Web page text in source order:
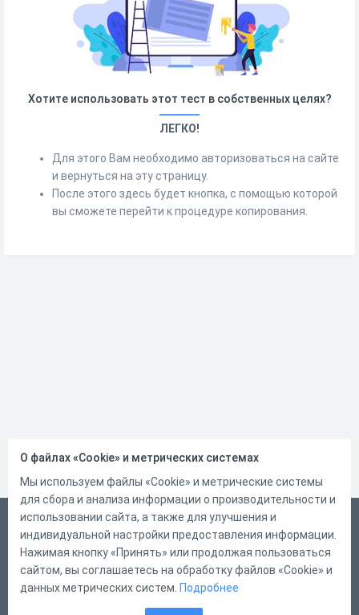
Хотите использовать этот тест в собственных целях?
ЛЕГКО!
Для этого Вам необходимо авторизоваться на сайте
и вернуться на эту страницу.
После этого здесь будет кнопка, с помощью которой
вы сможете перейти к процедуре копирования.
Русский
Справка
Форма обратной связи
О файлах «Cookie» и метрических системах
Мы используем файлы «Cookie» и метрические системы
для сбора и анализа информации о производительности и
использовании сайта, а также для улучшения и
индивидуальной настройки предоставления информации.
Нажимая кнопку «Принять» или продолжая пользоваться
сайтом, вы соглашаетесь на обработку файлов «Cookie» и
данных метрических систем. Подробнее